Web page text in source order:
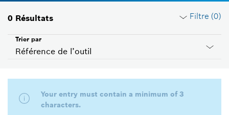
0 Résultats Filtre (0)
Référence de l’outil
Trier par
Your entry must contain a minimum of 3
characters.